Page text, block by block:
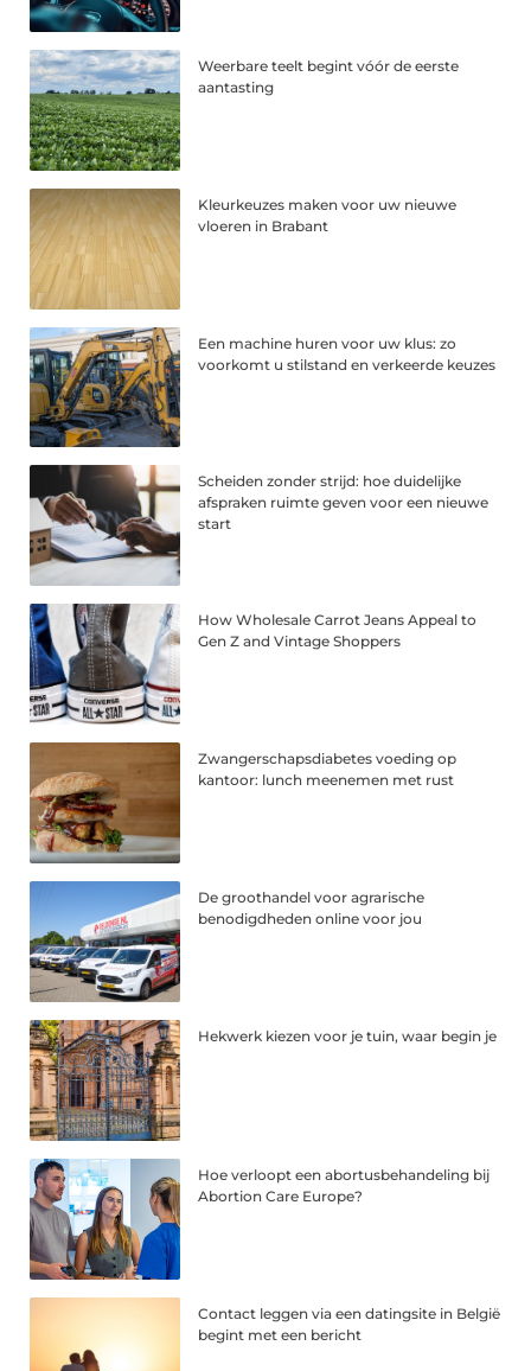
Weerbare teelt begint vóór de eerste
aantasting
Kleurkeuzes maken voor uw nieuwe
vloeren in Brabant
Een machine huren voor uw klus: zo
voorkomt u stilstand en verkeerde keuzes
Scheiden zonder strijd: hoe duidelijke
afspraken ruimte geven voor een nieuwe
start
How Wholesale Carrot Jeans Appeal to
Gen Z and Vintage Shoppers
Zwangerschapsdiabetes voeding op
kantoor: lunch meenemen met rust
De groothandel voor agrarische
benodigdheden online voor jou
Hekwerk kiezen voor je tuin, waar begin je
Hoe verloopt een abortusbehandeling bij
Abortion Care Europe?
Contact leggen via een datingsite in België
begint met een bericht